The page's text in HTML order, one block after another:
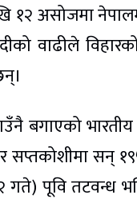
१२ असोजमा
वाढीले
बगाएको
सप्तकोशीमा सन्
पूवि तटवन्ध